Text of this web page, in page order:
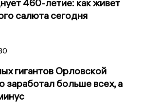
460-летие: как живет
салюта сегодня
гигантов Орловской
заработал больше всех, а